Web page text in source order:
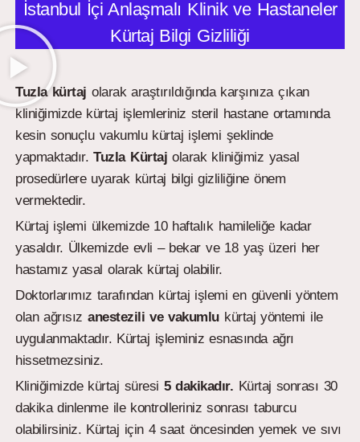
İstanbul İçi Anlaşmalı Klinik ve Hastaneler
Kürtaj Bilgi Gizliliği
Tuzla kürtaj olarak araştırıldığında karşınıza çıkan
kliniğimizde kürtaj işlemleriniz steril hastane ortamında
kesin sonuçlu vakumlu kürtaj işlemi şeklinde
yapmaktadır.TuzlaKürtajolarak kliniğimiz yasal
prosedürlere uyarak kürtaj bilgi gizliliğine önem
vermektedir.
Kürtaj işlemi ülkemizde 10 haftalık hamileliğe kadar
yasaldır. Ülkemizde evli – bekar ve 18 yaş üzeri her
hastamız yasal olarak kürtaj olabilir.
Doktorlarımız tarafından kürtaj işlemi en güvenli yöntem
olan ağrısızanestezili ve vakumlukürtaj yöntemi ile
uygulanmaktadır. Kürtaj işleminiz esnasında ağrı
hissetmezsiniz.
Kliniğimizde kürtaj süresi 5 dakikadır. Kürtaj sonrası 30
dakika dinlenme ile kontrolleriniz sonrası taburcu
olabilirsiniz. Kürtaj için 4 saat öncesinden yemek ve sıvı